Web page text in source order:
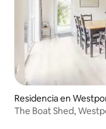
Residencia en
The Boat Shed,